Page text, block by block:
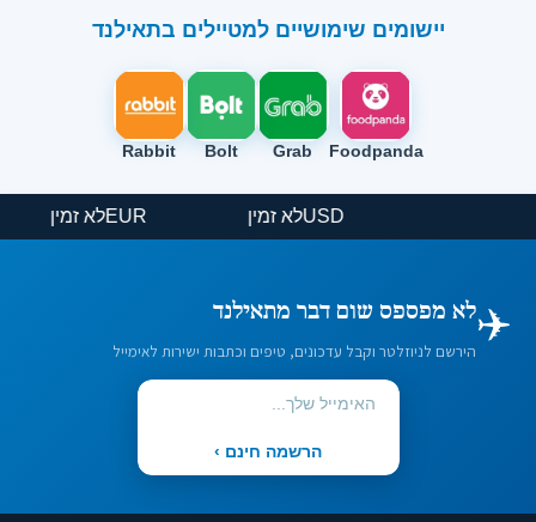
יישומים שימושיים למטיילים בתאילנד
Foodpanda
Grab
Bolt
Rabbit
USDלא זמין EURלא זמין
✈️לא מפספס שום דבר מתאילנד
הירשם לניוזלטר וקבל עדכונים, טיפים וכתבות ישירות לאימייל
הרשמה חינם ›